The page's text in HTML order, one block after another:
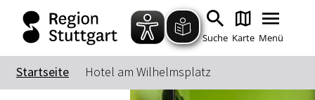
Suche Karte Menü
Startseite Hotel am Wilhelmsplatz